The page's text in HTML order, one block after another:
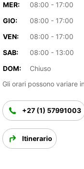
MER:
08:00 - 17:00
GIO:
08:00 - 17:00
VEN:
08:00 - 17:00
SAB:
08:00 - 13:00
DOM:
Chiuso
Gli orari possono variare
+27 (1) 57991003
Itinerario